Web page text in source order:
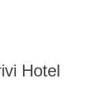
Hotel